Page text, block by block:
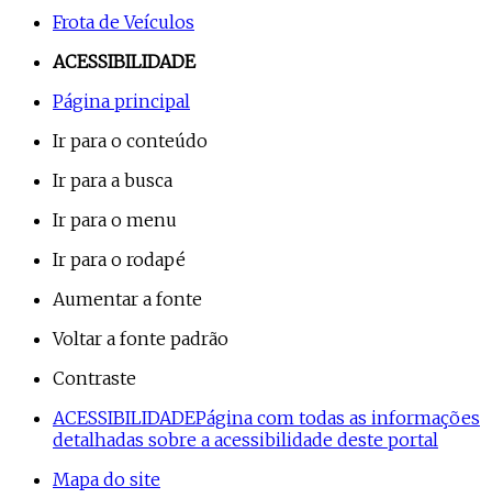
Frota de Veículos
ACESSIBILIDADE
Página principal
Ir para o conteúdo
Ir para a busca
Ir para o menu
Ir para o rodapé
Aumentar a fonte
Voltar a fonte padrão
Contraste
ACESSIBILIDADEPágina com todas as informações
detalhadas sobre a acessibilidade deste portal
Mapa do site